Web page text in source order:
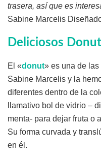
trasera, así que es
Sabine Marcelis
Deliciosos
El «donut» es una de
Sabine Marcelis y la
diferentes dentro de la
llamativo bol de vidrio –
menta- para dejar fruta o
Su forma curvada y
en él.